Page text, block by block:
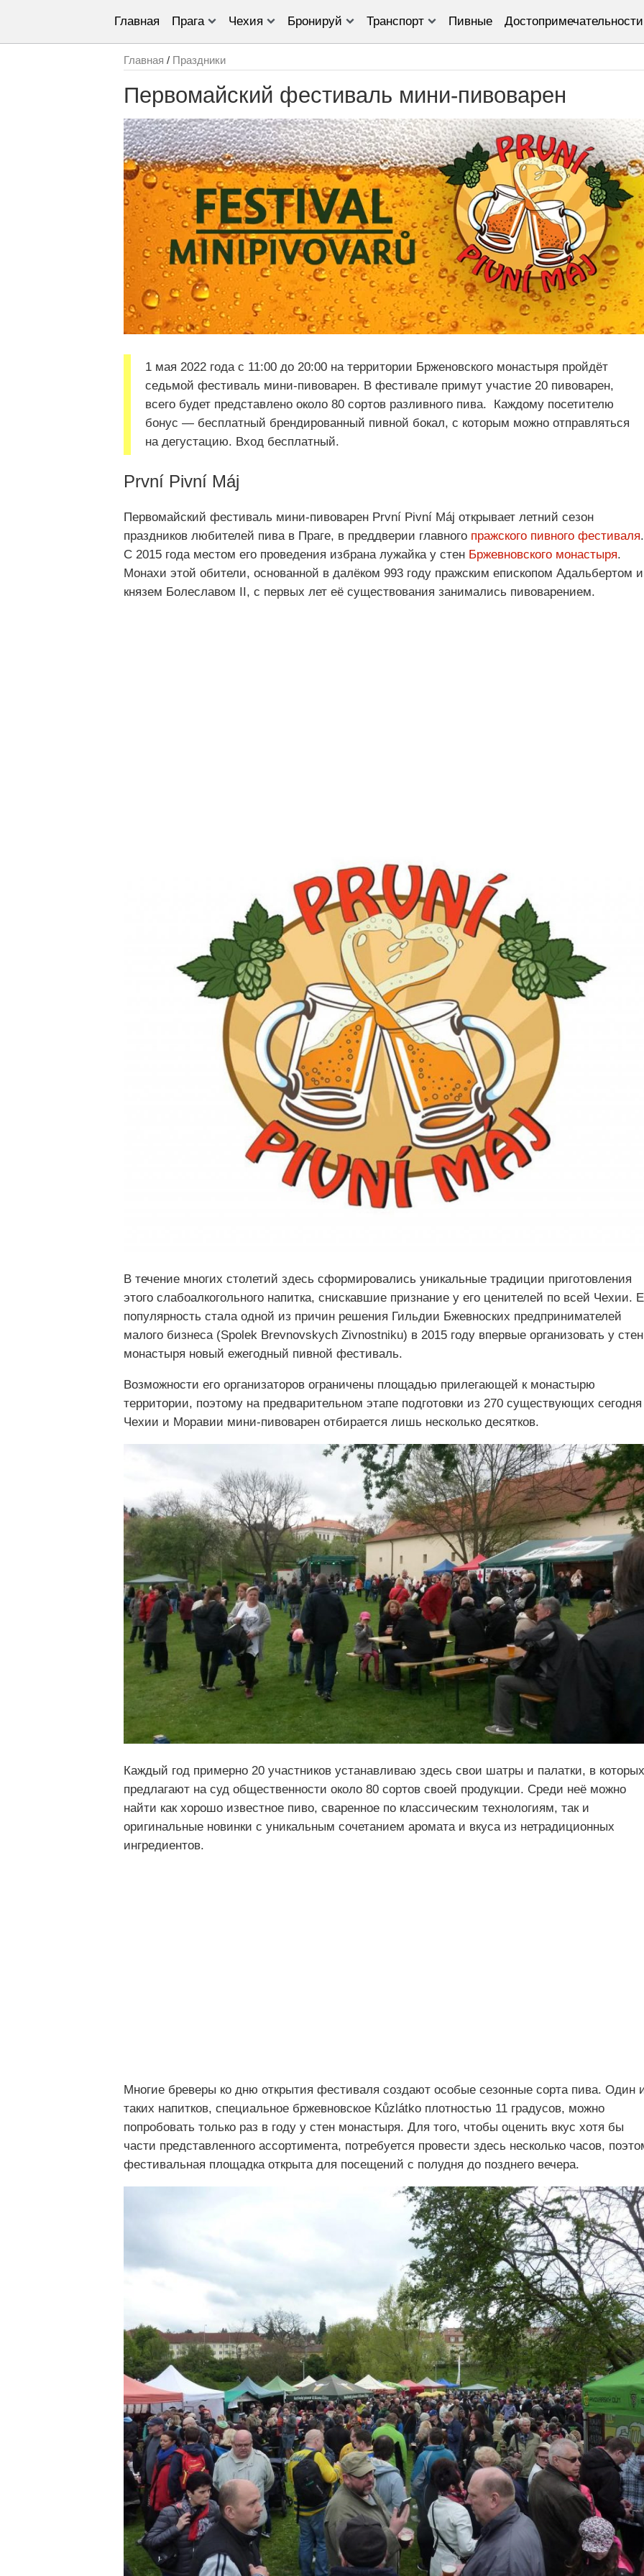
Главная Прага Чехия Бронируй Транспорт Пивные Достопримечательности
Главная / Праздники
Первомайский фестиваль мини-пивоварен
1 мая 2022 года с 11:00 до 20:00 на территории Брженовского монастыря пройдёт
седьмой фестиваль мини-пивоварен. В фестивале примут участие 20 пивоварен,
всего будет представлено около 80 сортов разливного пива. Каждому посетителю
бонус — бесплатный брендированный пивной бокал, с которым можно отправляться
на дегустацию. Вход бесплатный.
První Pivní Máj
Первомайский фестиваль мини-пивоварен První Pivní Máj открывает летний сезон
праздников любителей пива в Праге, в преддверии главного пражского пивного фестиваля
С 2015 года местом его проведения избрана лужайка у стен Бржевновского монастыря.
Монахи этой обители, основанной в далёком 993 году пражским епископом Адальбертом и
князем Болеславом II, с первых лет её существования занимались пивоварением.
В течение многих столетий здесь сформировались уникальные традиции приготовления
этого слабоалкогольного напитка, снискавшие признание у его ценителей по всей Чехии.
популярность стала одной из причин решения Гильдии Бжевноских предпринимателей
малого бизнеса (Spolek Brevnovskych Zivnostniku) в 2015 году впервые организовать у стен
монастыря новый ежегодный пивной фестиваль.
Возможности его организаторов ограничены площадью прилегающей к монастырю
территории, поэтому на предварительном этапе подготовки из 270 существующих
Чехии и Моравии мини-пивоварен отбирается лишь несколько десятков.
Каждый год примерно 20 участников устанавливаю здесь свои шатры и палатки, в которых
предлагают на суд общественности около 80 сортов своей продукции. Среди неё можно
найти как хорошо известное пиво, сваренное по классическим технологиям, так и
оригинальные новинки с уникальным сочетанием аромата и вкуса из нетрадиционных
ингредиентов.
Многие бреверы ко дню открытия фестиваля создают особые сезонные сорта пива. Один
таких напитков, специальное бржевновское Kůzlátko плотностью 11 градусов, можно
попробовать только раз в году у стен монастыря. Для того, чтобы оценить вкус хотя бы
части представленного ассортимента, потребуется провести здесь несколько часов,
фестивальная площадка открыта для посещений с полудня до позднего вечера.